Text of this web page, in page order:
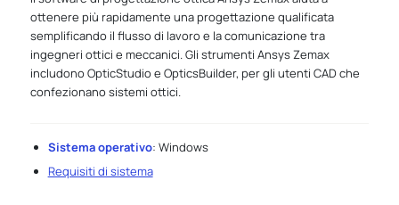
ottenere più rapidamente una progettazione qualificata
semplificando il flusso di lavoro e la comunicazione tra
ingegneri ottici e meccanici. Gli strumenti Ansys Zemax
includono OpticStudio e OpticsBuilder, per gli utenti CAD che
confezionano sistemi ottici.
Sistema operativo: Windows
Requisiti di sistema